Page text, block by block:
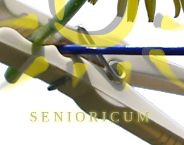
S E N I O R I C U M